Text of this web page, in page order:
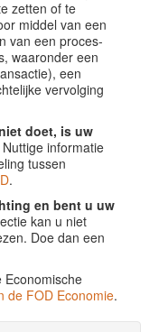
zetten of te
middel van een
van een proces-
waaronder een
een
vervolging
doet, is uw
Nuttige informatie
tussen
.
en bent u uw
kan u niet
Doe dan een
Economische
de FOD Economie.